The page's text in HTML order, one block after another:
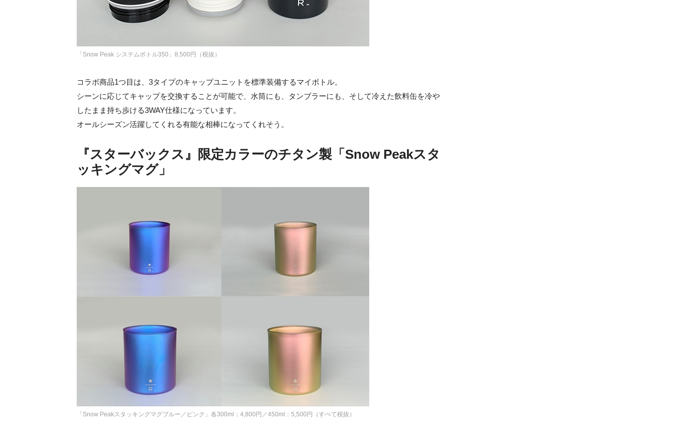
「Snow Peak システムボトル350」8,500円（税抜）
コラボ商品1つ目は、3タイプのキャップユニットを標準装備するマイボトル。
シーンに応じてキャップを交換することが可能で、水筒にも、タンブラーにも、そして冷えた飲料缶を冷や
したまま持ち歩ける3WAY仕様になっています。
オールシーズン活躍してくれる有能な相棒になってくれそう。
『スターバックス』限定カラーのチタン製「Snow Peakスタ
ッキングマグ」
「Snow Peakスタッキングマグブルー／ピンク」各300ml：4,800円／450ml：5,500円（すべて税抜）